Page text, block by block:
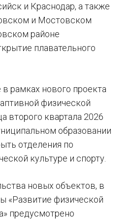
и Краснодар, а также
и Мостовском
районе
плавательного
рамках нового проекта
физической
второго квартала 2026
образовании
отделения по
культуре и спорту.
новых объектов, в
«Развитие физической
предусмотрено